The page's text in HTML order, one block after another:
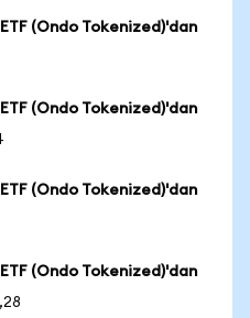
(Ondo Tokenized)'dan
(Ondo Tokenized)'dan
(Ondo Tokenized)'dan
(Ondo Tokenized)'dan